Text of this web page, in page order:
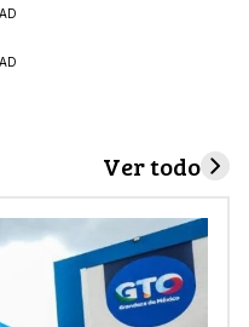
Ver todo